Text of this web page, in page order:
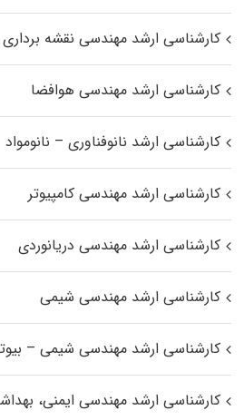
کارشناسی ارشد مهندسی نقشه برداری
کارشناسی ارشد مهندسی هوافضا
کارشناسی ارشد نانوفناوری – نانومواد
کارشناسی ارشد مهندسی کامپیوتر
کارشناسی ارشد مهندسی دریانوردی
کارشناسی ارشد مهندسی شیمی
کارشناسی ارشد مهندسی شیمی –
کارشناسی ارشد مهندسی ایمنی،